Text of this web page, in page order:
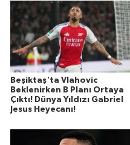
Beşiktaş'ta Vlahovic
Beklenirken B Planı Ortaya
Çıktı! Dünya Yıldızı Gabriel
Jesus Heyecanı!